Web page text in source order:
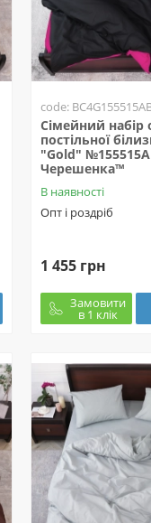
code:
Сімейний набір
постільної
"Gold"
Черешенка™
В наявності
Опт і роздріб
1 455 грн
Замовити
в 1 клік